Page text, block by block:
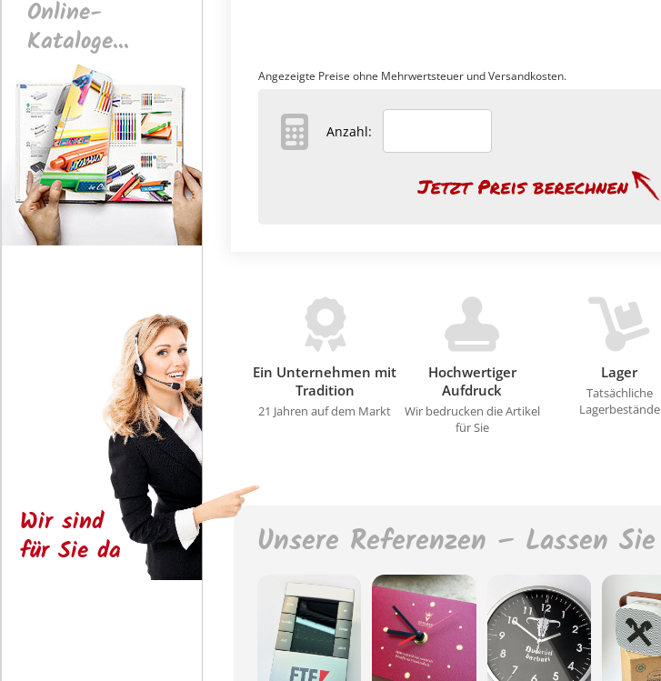
Online-
Kataloge...
Wir sind
für Sie da
Angezeigte Preise ohne Mehrwertsteuer und Versandkosten.
Anzahl:
Ein Unternehmen mit
Tradition
21 Jahren auf dem Markt
Hochwertiger
Aufdruck
Wir bedrucken die Artikel
für Sie
Lager
Tatsächliche
Lagerbestände
Unsere Referenzen – Lassen